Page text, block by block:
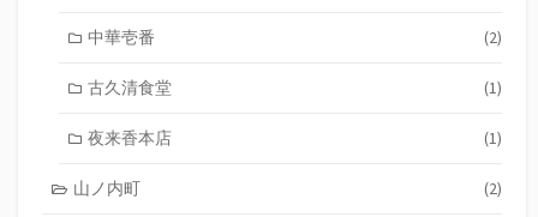
中華壱番 (2)
古久清食堂 (1)
夜来香本店 (1)
山ノ内町 (2)